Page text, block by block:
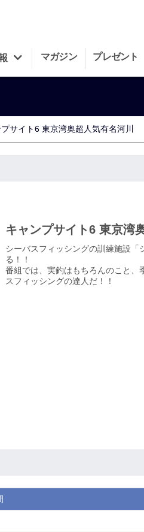
マガジン プレゼント
サイト6 東京湾奥超人気有名河川
キャンプサイト6 東京湾
シーバスフィッシングの訓練施設
る！！
番組では、実釣はもちろんのこと、
スフィッシングの達人だ！！